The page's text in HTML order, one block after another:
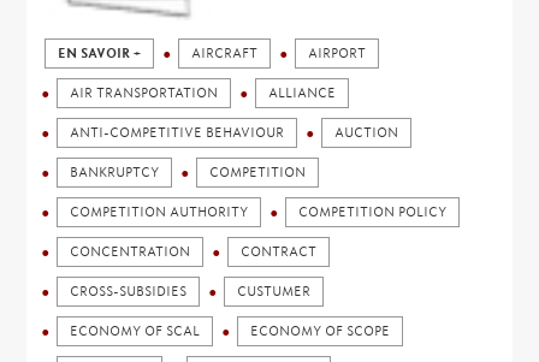
EN SAVOIR + AIRCRAFT AIRPORT
AIR TRANSPORTATION ALLIANCE
ANTI-COMPETITIVE BEHAVIOUR AUCTION
BANKRUPTCY COMPETITION
COMPETITION AUTHORITY COMPETITION POLICY
CONCENTRATION CONTRACT
CROSS-SUBSIDIES CUSTUMER
ECONOMY OF SCAL ECONOMY OF SCOPE